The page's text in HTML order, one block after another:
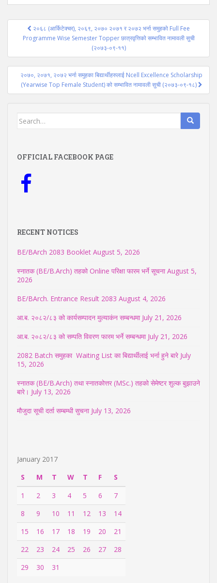
Post
navigation
२०६८ (आर्किटेक्चर), २०६९, २०७० २०७१ र २०७२ भर्ना समुहको Full Fee
Programme Wise Semester Topper छात्रवृत्तिको सम्भावित नामावली सुची
(२०७३-०९-११)
२०७०, २०७१, २०७२ भर्ना समुहका बिद्यार्थीहरुलाई Ncell Excellence Scholarship
(Yearwise Top Female Student) को सम्भावित नामावली सुची (२०७३-०९-१८)
Search
OFFICIAL FACEBOOK PAGE
RECENT NOTICES
BE/BArch 2083 Booklet August 5, 2026
स्नातक (BE/B.Arch) तहको Online परिक्षा फारम भर्ने सूचना August 5,
2026
BE/BArch. Entrance Result 2083 August 4, 2026
आ.ब. २०८२/८३ को कार्यसम्पादन मुल्याकंन सम्बन्धमा July 21, 2026
आ.ब. २०८२/८३ को सम्पति विवरण फारम भर्ने सम्बन्धमा July 21, 2026
2082 Batch समुहका Waiting List का बिद्यार्थीलाई भर्ना हुने बारे July
15, 2026
स्नातक (BE/B.Arch) तथा स्नातकोत्तर (MSc.) तहको सेमेष्टर शुल्क बुझाउने
बारे। July 13, 2026
मौजुदा सूची दर्ता सम्बम्धी सुचना July 13, 2026
January 2017
S
M T W T F
S
1
2 3 4 5 6
7
8
9 10 11 12 13
14
15
16 17 18 19 20
21
22
23 24 25 26 27
28
29
30 31